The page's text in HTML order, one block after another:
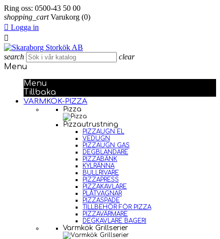
Ring oss: 0500-43 50 00
shopping_cart Varukorg (0)
 Logga in

search clear
Menu
Menu
Tillbaka
VARMKÖK-PIZZA
Pizza
Pizzautrustning
PIZZAUGN EL
VEDUGN
PIZZAUGN GAS
DEGBLANDARE
PIZZABÄNK
KYLRÄNNA
BULLRIVARE
PIZZAPRESS
PIZZAKAVLARE
PLÅTVAGNAR
PIZZASPADE
TILLBEHÖR FÖR PIZZA
PIZZAVÄRMARE
DEGKAVLARE BAGERI
Varmkök Grillserier